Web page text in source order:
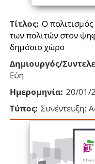
Τίτλος: Ο
των πολιτών στον
δημόσιο χώρο
Δημιουργός/
Εύη
Ημερομηνία: 20/01/
Τύπος: Συνέντευξη;